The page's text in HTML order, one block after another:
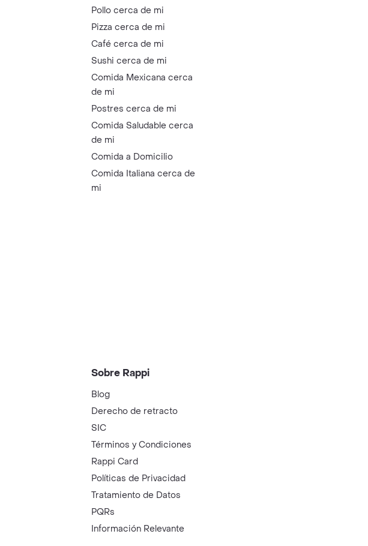
Pollo cerca de mi
Pizza cerca de mi
Café cerca de mi
Sushi cerca de mi
Comida Mexicana cerca
de mi
Postres cerca de mi
Comida Saludable cerca
de mi
Comida a Domicilio
Comida Italiana cerca de
mi
Sobre Rappi
Blog
Derecho de retracto
SIC
Términos y Condiciones
Rappi Card
Políticas de Privacidad
Tratamiento de Datos
PQRs
Información Relevante